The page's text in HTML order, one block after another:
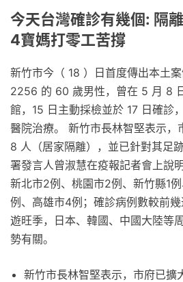
今天台灣確診有幾個: 隔
4寶媽打零工苦撐
新竹市今（ 18 ）日首度傳出本土
2256 的 60 歲男性，曾在 5 月 8
館，15 日主動採檢並於 17 日確診
醫院治療。 新竹市長林智堅表示，
8 人（居家隔離），並已針對其足
署發言人曾淑慧在疫報記者會上說
新北市2例、桃園市2例、新竹縣1
例、高雄市4例；確診病例數較前
遊旺季，日本、韓國、中國大陸等
勢有關。
新竹市長林智堅表示，市府已擴